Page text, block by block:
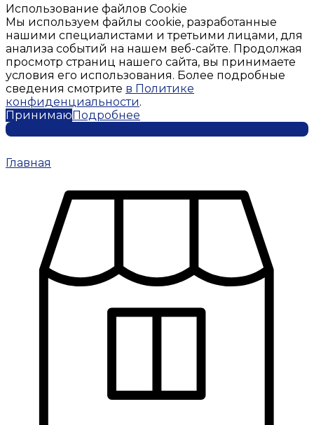
Использование файлов Cookie
Мы используем файлы cookie, разработанные
нашими специалистами и третьими лицами, для
анализа событий на нашем веб-сайте. Продолжая
просмотр страниц нашего сайта, вы принимаете
условия его использования. Более подробные
сведения смотрите в Политике
конфиденциальности.
ПринимаюПодробнее
Главная